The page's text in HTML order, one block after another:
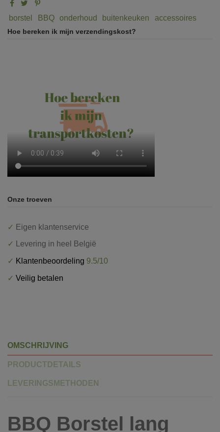
borstel BBQ onderhoud buitenkeuken accessoires
Hoe bereken ik mijn verzendingskost?
Onze troeven
✓ Eigen klantenservice
✓ Levering in heel België
✓ Klantenbeoordeling 9.5/10
✓ Veilig betalen
OMSCHRIJVING
PRODUCTDETAILS
LEVERINGSMETHODEN
BBQ Borstel lang